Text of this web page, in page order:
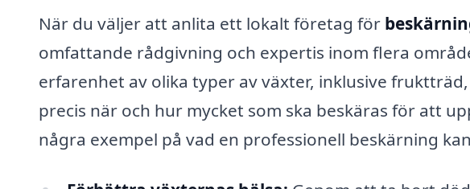
När du väljer att anlita ett lokalt företag för
omfattande rådgivning och expertis inom flera
erfarenhet av olika typer av växter, inklusive
precis när och hur mycket som ska beskäras för att
några exempel på vad en professionell beskärning